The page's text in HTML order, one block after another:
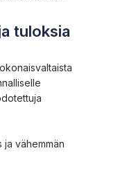
tuloksia
ja vähemmän